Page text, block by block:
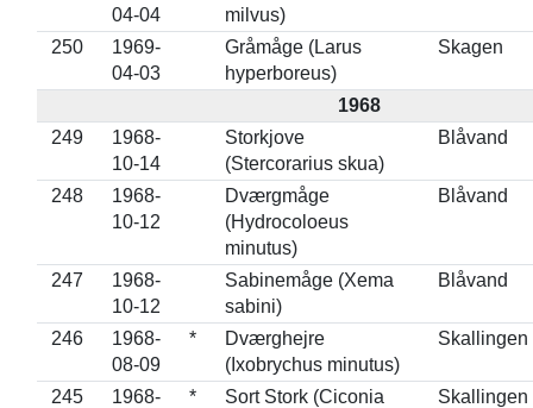
04-04
milvus)
250
1969-
04-03
Gråmåge (Larus
hyperboreus)
Skagen
1968
249
1968-
10-14
Storkjove
(Stercorarius skua)
Blåvand
248
1968-
10-12
Dværgmåge
(Hydrocoloeus
minutus)
Blåvand
247
1968-
10-12
Sabinemåge (Xema
sabini)
Blåvand
246
1968-
08-09
*
Dværghejre
(Ixobrychus minutus)
Skallingen
245
1968-
*
Sort Stork (Ciconia
Skallingen